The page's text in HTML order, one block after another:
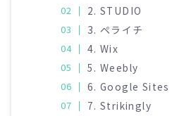
2. STUDIO
3. ペライチ
4. Wix
5. Weebly
6. Google Sites
7. Strikingly